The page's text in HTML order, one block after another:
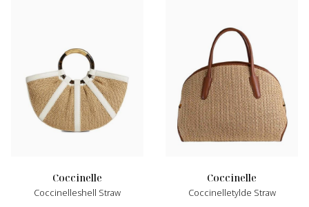
coccinelle
Coccinelleshell Straw
coccinelle
Coccinelletylde Straw